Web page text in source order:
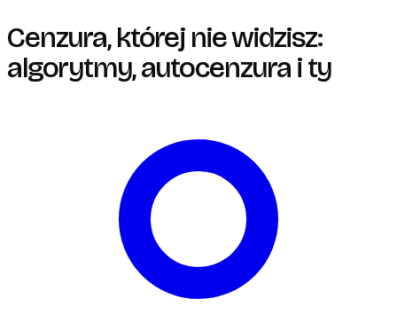
Cenzura, której nie widzisz:
algorytmy, autocenzura i ty